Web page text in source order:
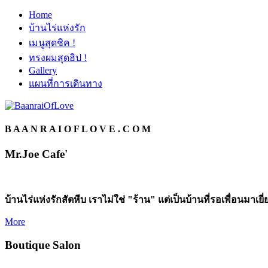
Home
บ้านไร่แห่งรัก
เมนูสุดชิค !
ทรงผมสุดฮิป !
Gallery
แผนที่การเดินทาง
B A A N R A I O F L O V E . C O M
Mr.Joe Cafe'
บ้านไร่แห่งรักสัตหีบ เราไม่ใช่ "ร้าน" แต่เป็นบ้านที่รอเพื่อนมาเยี่
More
Boutique Salon